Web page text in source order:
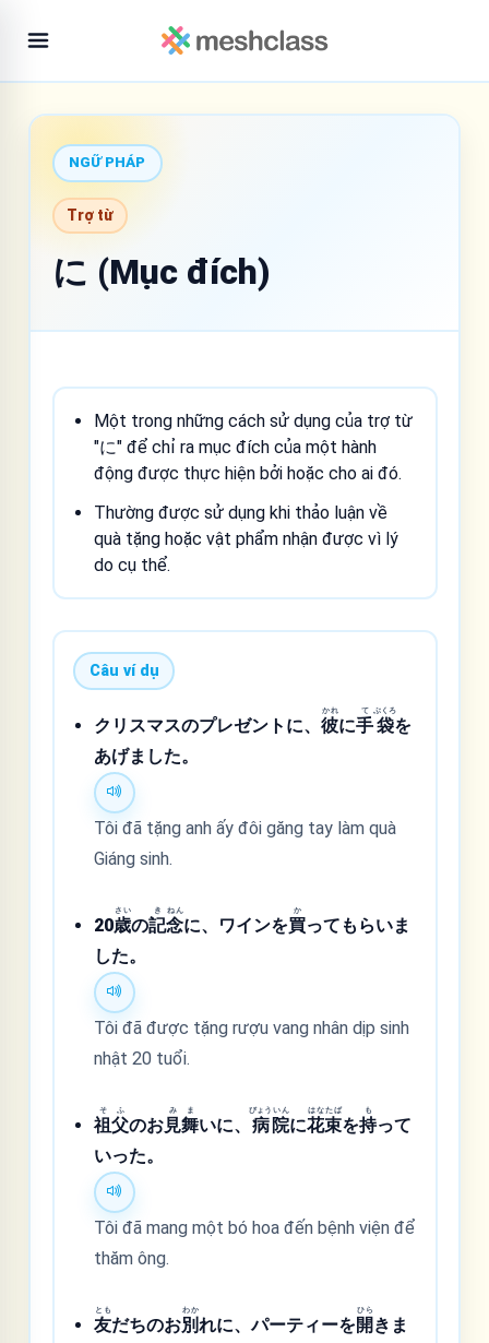
NGỮ PHÁP
Trợ từ
に (Mục đích)
Một trong những cách sử dụng của trợ từ
"に" để chỉ ra mục đích của một hành
động được thực hiện bởi hoặc cho ai đó.
Thường được sử dụng khi thảo luận về
quà tặng hoặc vật phẩm nhận được vì lý
do cụ thể.
Câu ví dụ
クリスマスのプレゼントに、彼
かれ
に手
て
袋
ぶくろ
を
あげました。
Tôi đã tặng anh ấy đôi găng tay làm quà
Giáng sinh.
20歳
さい
の記
き
念
ねん
に、ワインを買
か
ってもらいま
した。
Tôi đã được tặng rượu vang nhân dịp sinh
nhật 20 tuổi.
祖
そ
父
ふ
のお見
み
舞
ま
いに、 病
びょう
院
いん
に花
はな
束
たば
を持
も
って
いった。
Tôi đã mang một bó hoa đến bệnh viện để
thăm ông.
友
とも
だちのお別
わか
れに、パーティーを開
ひら
きま